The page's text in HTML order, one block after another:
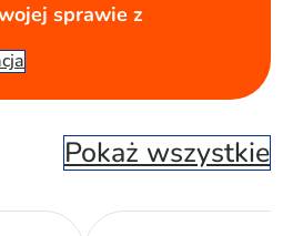
sprawie z
Pokaż wszystkie